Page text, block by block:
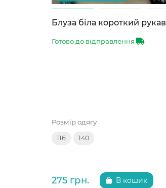
Блуза біла короткий рукав
Готово до відправлення
Розмір одягу
116 140
275 грн. В кошик